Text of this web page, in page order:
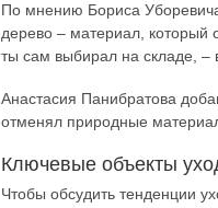
По мнению Бориса
дерево – материал, который
ты сам выбирал на складе, –
Анастасия Панибратова
отменял природные
Ключевые объекты
Чтобы обсудить тенденции